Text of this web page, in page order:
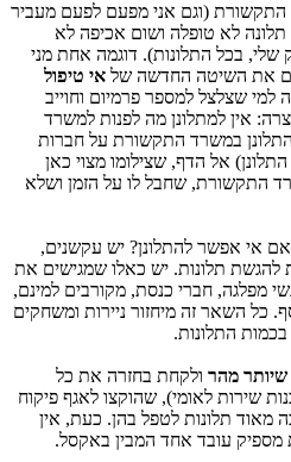
התקשורת (וגם אני מפעם לפעם מעביר
לא טופלה ושום אכיפה לא
שלי, בכל התלונות). דוגמה אחת מני
את השיטה החדשה של אי טיפול
למי שצלצל למספר פרמיום וחוייב
אין למתלונן מה לפנות למשרד
במשרד התקשורת על חברות
אל הדף, שצילומו מצוי כאן
התקשורת, שחבל לו על הזמן ושלא
אי אפשר להתלונן? יש עקשנים,
תלונות. יש כאלו שמגישים את
מפלגה, חברי כנסת, מקורבים למינם,
כל השאר זה מיחזור ניירות ומשחקים
התלונות.
מהר ולקחת בחזרה את כל
שירות לאומי), שהוקצו לאגף פיקוח
מאוד תלונות לטפל בהן. כעת, אין
מספיק עובד אחד המבין באקסל.